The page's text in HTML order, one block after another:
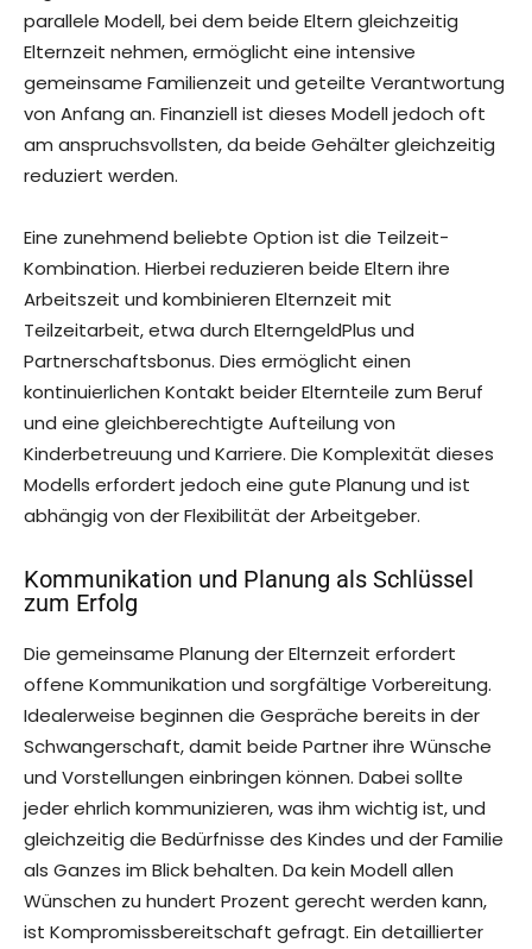
parallele Modell, bei dem beide Eltern gleichzeitig
Elternzeit nehmen, ermöglicht eine intensive
gemeinsame Familienzeit und geteilte Verantwortung
von Anfang an. Finanziell ist dieses Modell jedoch oft
am anspruchsvollsten, da beide Gehälter gleichzeitig
reduziert werden.
Eine zunehmend beliebte Option ist die Teilzeit-
Kombination. Hierbei reduzieren beide Eltern ihre
Arbeitszeit und kombinieren Elternzeit mit
Teilzeitarbeit, etwa durch ElterngeldPlus und
Partnerschaftsbonus. Dies ermöglicht einen
kontinuierlichen Kontakt beider Elternteile zum Beruf
und eine gleichberechtigte Aufteilung von
Kinderbetreuung und Karriere. Die Komplexität dieses
Modells erfordert jedoch eine gute Planung und ist
abhängig von der Flexibilität der Arbeitgeber.
Kommunikation und Planung als Schlüssel
zum Erfolg
Die gemeinsame Planung der Elternzeit erfordert
offene Kommunikation und sorgfältige Vorbereitung.
Idealerweise beginnen die Gespräche bereits in der
Schwangerschaft, damit beide Partner ihre Wünsche
und Vorstellungen einbringen können. Dabei sollte
jeder ehrlich kommunizieren, was ihm wichtig ist, und
gleichzeitig die Bedürfnisse des Kindes und der Familie
als Ganzes im Blick behalten. Da kein Modell allen
Wünschen zu hundert Prozent gerecht werden kann,
ist Kompromissbereitschaft gefragt. Ein detaillierter